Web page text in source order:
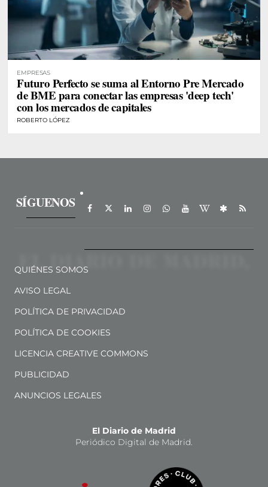
EMPRESAS
Futuro Perfecto se suma al Entorno Pre Mercado
de BME para conectar las empresas 'deep tech'
con los mercados de capitales
ROBERTO LÓPEZ
SÍGUENOS
QUIÉNES SOMOS
AVISO LEGAL
POLÍTICA DE PRIVACIDAD
POLÍTICA DE COOKIES
LICENCIA CREATIVE COMMONS
PUBLICIDAD
ANUNCIOS LEGALES
El Diario de Madrid
Periódico Digital de Madrid.